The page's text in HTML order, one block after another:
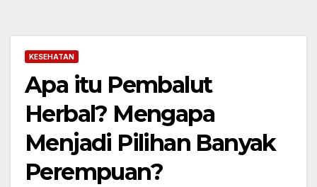
KESEHATAN
Apa itu Pembalut
Herbal? Mengapa
Menjadi Pilihan Banyak
Perempuan?